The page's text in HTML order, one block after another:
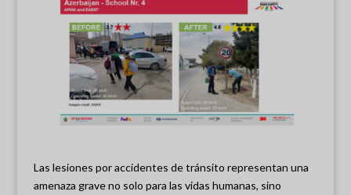
Las lesiones por accidentes de tránsito representan una
amenaza grave no solo para las vidas humanas, sino